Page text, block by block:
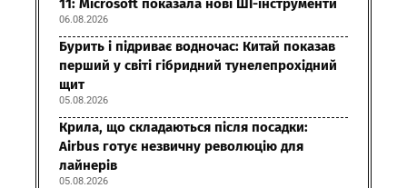
06.08.2026
Бурить і підриває водночас: Китай показав
перший у світі гібридний тунелепрохідний
щит
05.08.2026
Крила, що складаються після посадки:
Airbus готує незвичну революцію для
лайнерів
05.08.2026